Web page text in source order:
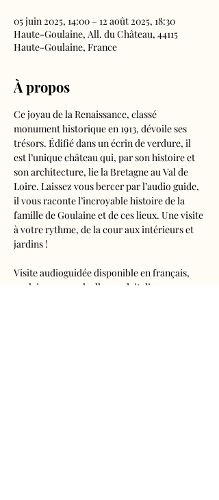
05 juin 2025, 14:00 – 12 août 2025, 18:30
Haute-Goulaine, All. du Château, 44115
Haute-Goulaine, France
À propos
Ce joyau de la Renaissance, classé
monument historique en 1913, dévoile ses
trésors. Édifié dans un écrin de verdure, il
est l’unique château qui, par son histoire et
son architecture, lie la Bretagne au Val de
Loire. Laissez vous bercer par l’audio guide,
il vous raconte l’incroyable histoire de la
famille de Goulaine et de ces lieux. Une visite
à votre rythme, de la cour aux intérieurs et
jardins !
Visite audioguidée disponible en français,
anglais, espagnol, allemand, italien,